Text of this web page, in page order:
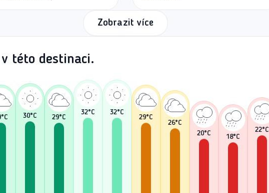
Zobrazit více
této destinaci.
°C 30°C 29°C
32°C 32°C
29°C
26°C
20°C 18°C
22°C